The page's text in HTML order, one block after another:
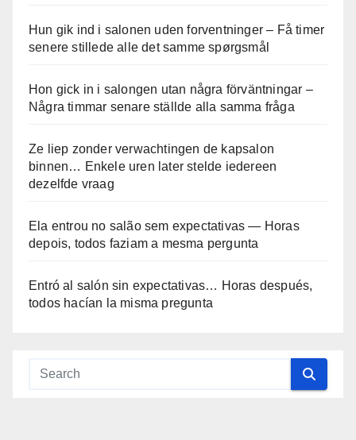
Hun gik ind i salonen uden forventninger – Få timer
senere stillede alle det samme spørgsmål
Hon gick in i salongen utan några förväntningar –
Några timmar senare ställde alla samma fråga
Ze liep zonder verwachtingen de kapsalon
binnen… Enkele uren later stelde iedereen
dezelfde vraag
Ela entrou no salão sem expectativas — Horas
depois, todos faziam a mesma pergunta
Entró al salón sin expectativas… Horas después,
todos hacían la misma pregunta